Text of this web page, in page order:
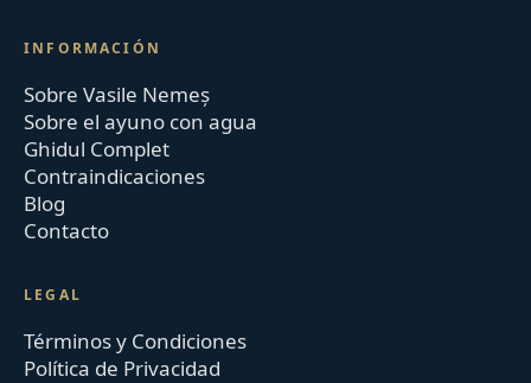
INFORMACIÓN
Sobre Vasile Nemeș
Sobre el ayuno con agua
Ghidul Complet
Contraindicaciones
Blog
Contacto
LEGAL
Términos y Condiciones
Política de Privacidad